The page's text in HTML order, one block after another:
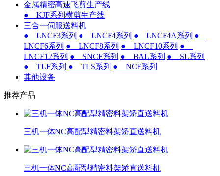
金属精密高速飞剪生产线
● KJF系列横剪生产线
三合一伺服送料机
● LNCF3系列 ● LNCF4系列 ● LNCF4A系列 ●
LNCF6系列 ● LNCF8系列 ● LNCF10系列 ●
LNCF12系列 ● SNCF系列 ● BAL系列 ● SL系列
● TLF系列 ● TLS系列 ● NCF系列
其他设备
推荐产品
三机一体NC高配型精密料架矫直送料机
三机一体NC高配型精密料架矫直送料机